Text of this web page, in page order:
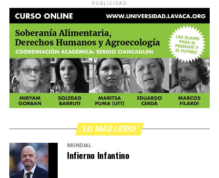
PUBLICIDAD
LO MÁS LEIDO
MUNDIAL
Infierno Infantino